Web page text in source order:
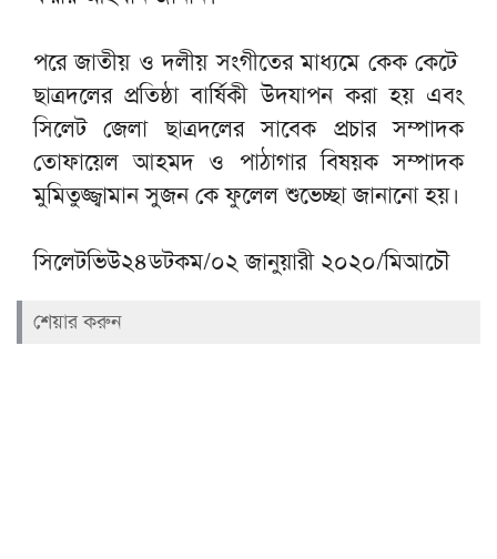
পরে জাতীয় ও দলীয় সংগীতের মাধ্যমে কেক কেটে
ছাত্রদলের প্রতিষ্ঠা বার্ষিকী উদযাপন করা হয় এবং
সিলেট জেলা ছাত্রদলের সাবেক প্রচার সম্পাদক
তোফায়েল আহমদ ও পাঠাগার বিষয়ক সম্পাদক
মুমিতুজ্জ্বামান সুজন কে ফুলেল শুভেচ্ছা জানানো হয়।
সিলেটভিউ২৪ডটকম/০২ জানুয়ারী ২০২০/মিআচৌ
শেয়ার করুন